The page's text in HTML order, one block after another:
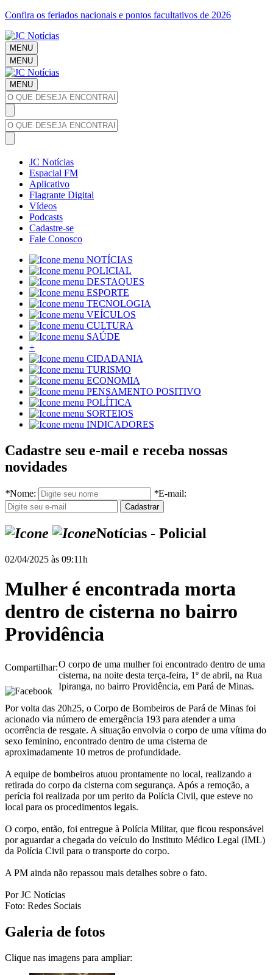
Confira os feriados nacionais e pontos facultativos de 2026
MENU
MENU
MENU
JC Notícias
Espacial FM
Aplicativo
Flagrante Digital
Vídeos
Podcasts
Cadastre-se
Fale Conosco
NOTÍCIAS
POLICIAL
DESTAQUES
ESPORTE
TECNOLOGIA
VEÍCULOS
CULTURA
SAÚDE
+
CIDADANIA
TURISMO
ECONOMIA
PENSAMENTO POSITIVO
POLÍTICA
SORTEIOS
INDICADORES
Cadastre seu e-mail e receba nossas
novidades
*Nome: *E-mail:
Notícias - Policial
02/04/2025 às 09:11h
Mulher é encontrada morta
dentro de cisterna no bairro
Providência
Compartilhar:O corpo de uma mulher foi encontrado dentro de uma
cisterna, na noite desta terça-feira, 1º de abril, na Rua
Ipiranga, no bairro Providência, em Pará de Minas.
Por volta das 20h25, o Corpo de Bombeiros de Pará de Minas foi
acionado via número de emergência 193 para atender a uma
ocorrência de resgate. A situação envolvia o corpo de uma vítima do
sexo feminino, encontrado dentro de uma cisterna de
aproximadamente 10 metros de profundidade.
A equipe de bombeiros atuou prontamente no local, realizando a
retirada do corpo da cisterna com segurança. Após a remoção, a
perícia foi realizada por um perito da Polícia Civil, que esteve no
local para os procedimentos legais.
O corpo, então, foi entregue à Polícia Militar, que ficou responsável
por aguardar a chegada do veículo do Instituto Médico Legal (IML)
da Polícia Civil para o transporte do corpo.
A PM ainda não repassou mais detalhes sobre o fato.
Por JC Notícias
Foto: Redes Sociais
Galeria de fotos
Clique nas imagens para ampliar: